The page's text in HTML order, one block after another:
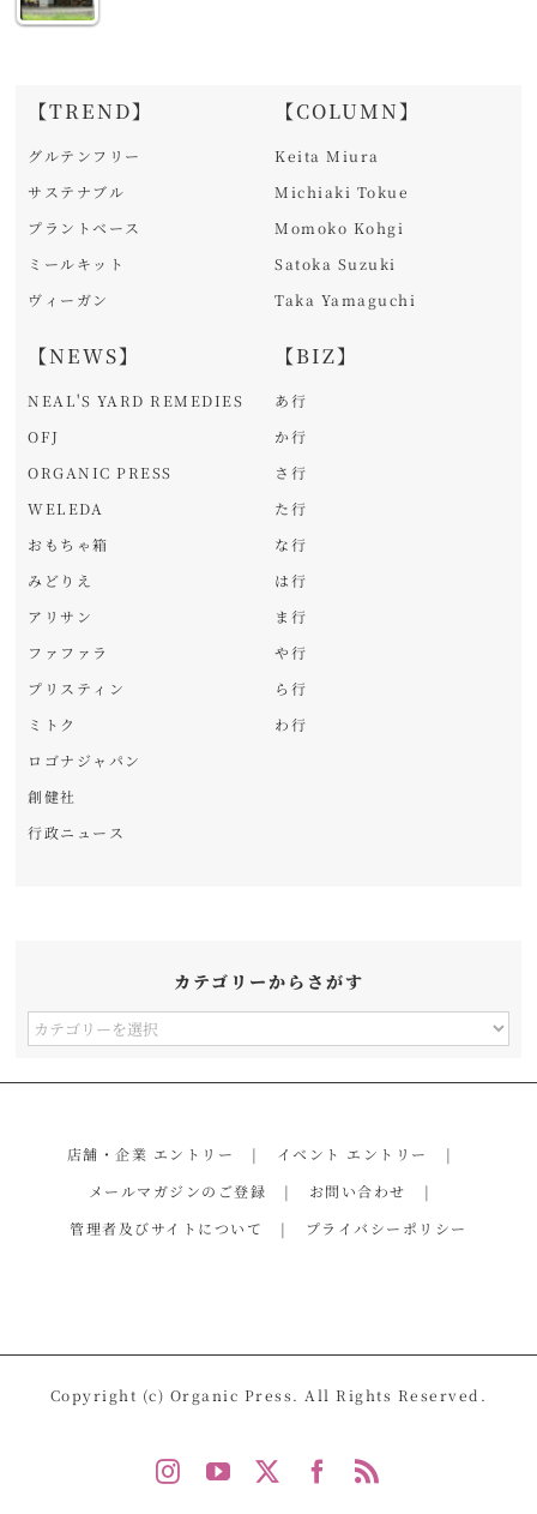
【TREND】
グルテンフリー
サステナブル
プラントベース
ミールキット
ヴィーガン
【NEWS】
NEAL'S YARD REMEDIES
OFJ
ORGANIC PRESS
WELEDA
おもちゃ箱
みどりえ
アリサン
ファファラ
プリスティン
ミトク
ロゴナジャパン
創健社
行政ニュース
【COLUMN】
Keita Miura
Michiaki Tokue
Momoko Kohgi
Satoka Suzuki
Taka Yamaguchi
【BIZ】
あ行
か行
さ行
た行
な行
は行
ま行
や行
ら行
わ行
カテゴリーからさがす
カ
店舗・企業 エントリー
イベント エントリー
メールマガジンのご登録
お問い合わせ
管理者及びサイトについて
プライバシーポリシー
Copyright (c) Organic Press. All Rights Reserved.
InstagramYouTube Facebook